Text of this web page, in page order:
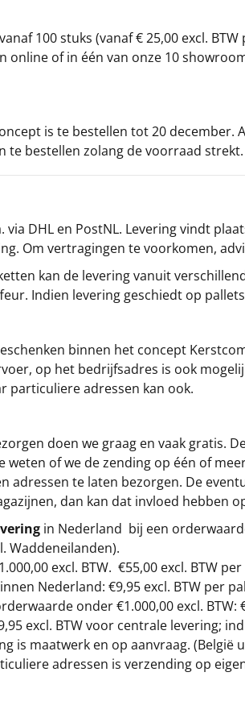
100 stuks (vanaf € 25,00 excl.
online of in één van onze 10
is te bestellen tot 20 december.
te bestellen zolang de voorraad strekt.
via DHL en PostNL. Levering vindt
Om vertragingen te voorkomen,
kan de levering vanuit
Indien levering geschiedt op
binnen het concept
op het bedrijfsadres is ook
particuliere adressen kan ook.
doen we graag en vaak gratis.
weten of we de zending op één of
adressen te laten bezorgen. De
dan kan dat invloed hebben
in Nederland bij een
Waddeneilanden).
1.000,00 excl. BTW. €55,00 excl. BTW per
Nederland: €9,95 excl. BTW per
onder €1.000,00 excl. BTW:
excl. BTW voor centrale levering;
is maatwerk en op aanvraag. (België
adressen is verzending op